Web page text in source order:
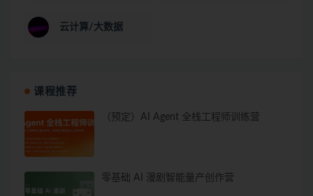
云计算/大数据
课程推荐
（预定）AI Agent 全栈工程师训练营
零基础 AI 漫剧智能量产创作营